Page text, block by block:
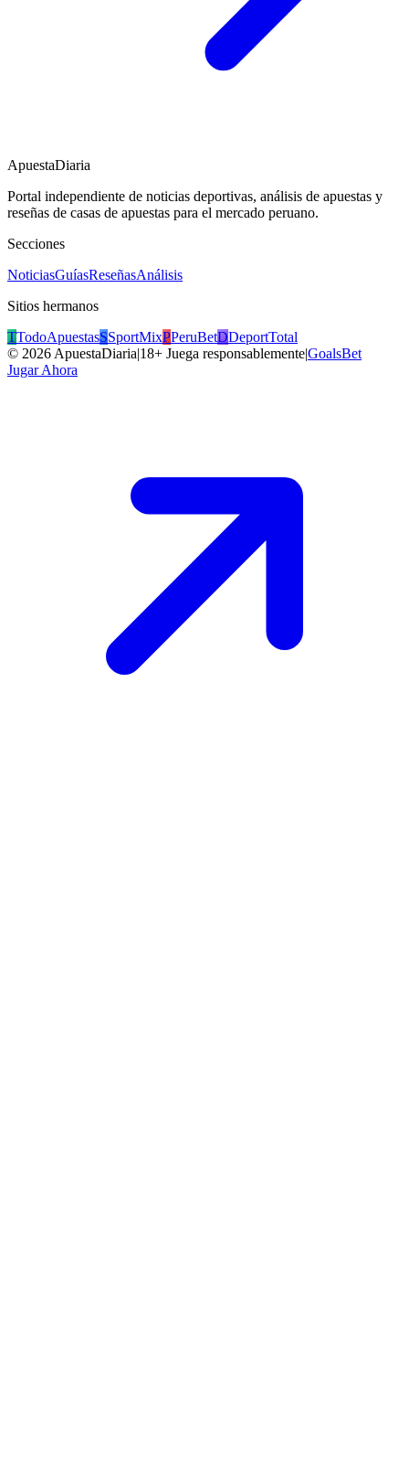
ApuestaDiaria
Portal independiente de noticias deportivas, análisis de apuestas y
reseñas de casas de apuestas para el mercado peruano.
Secciones
NoticiasGuíasReseñasAnálisis
Sitios hermanos
TTodoApuestasSSportMixPPeruBetDDeportTotal
© 2026 ApuestaDiaria|18+ Juega responsablemente|GoalsBet
Jugar Ahora